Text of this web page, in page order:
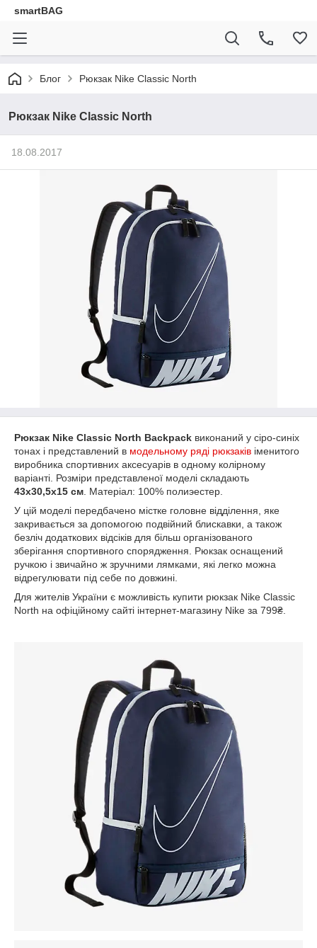
smartBAG
Блог Рюкзак Nike Classic North
Рюкзак Nike Classic North
18.08.2017
Рюкзак Nike Classic North Backpack виконаний у сіро-синіх
тонах і представлений в модельному ряді рюкзаків іменитого
виробника спортивних аксесуарів в одному колірному
варіанті. Розміри представленої моделі складають
43х30,5х15 см . Матеріал: 100% полиэестер.
У цій моделі передбачено містке головне відділення, яке
закривається за допомогою подвійний блискавки, а також
безліч додаткових відсіків для більш організованого
зберігання спортивного спорядження. Рюкзак оснащений
ручкою і звичайно ж зручними лямками, які легко можна
відрегулювати під себе по довжині.
Для жителів України є можливість купити рюкзак Nike Classic
North на офіційному сайті інтернет-магазину Nike за 799₴.